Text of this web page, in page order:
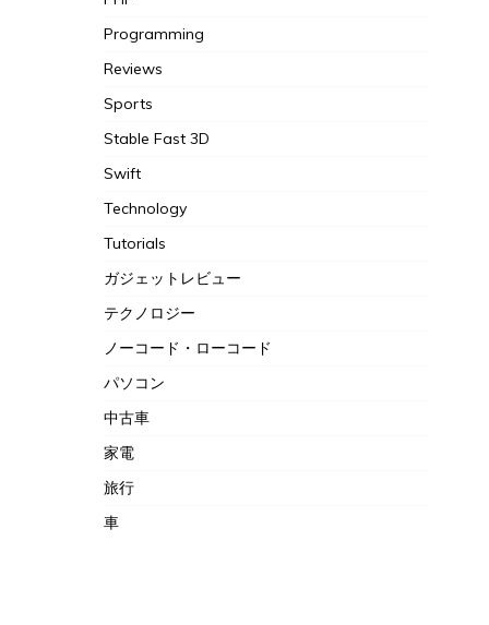
Programming
Reviews
Sports
Stable Fast 3D
Swift
Technology
Tutorials
ガジェットレビュー
テクノロジー
ノーコード・ローコード
パソコン
中古車
家電
旅行
車